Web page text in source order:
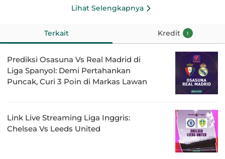
Lihat Selengkapnya
Terkait Kredit 1
Prediksi Osasuna Vs Real Madrid di
Liga Spanyol: Demi Pertahankan
Puncak, Curi 3 Poin di Markas Lawan
Link Live Streaming Liga Inggris:
Chelsea Vs Leeds United